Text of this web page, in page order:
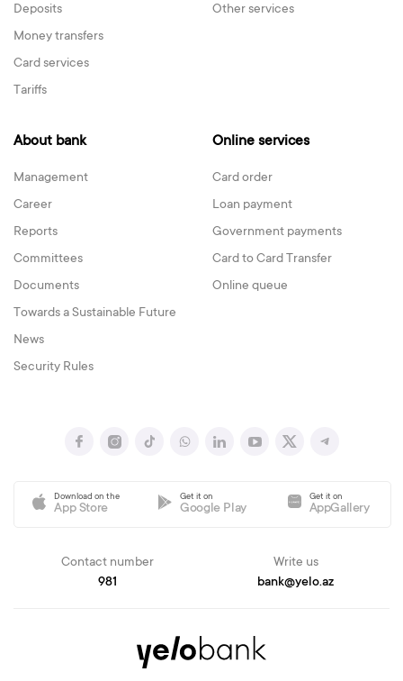
Deposits
Money transfers
Card services
Tariffs
Other services
About bank
Management
Career
Reports
Committees
Documents
Towards a Sustainable Future
News
Security Rules
Online services
Card order
Loan payment
Government payments
Card to Card Transfer
Online queue
Download on the
App Store
Get it on
Google Play
Get it on
AppGallery
Contact number
981
Write us
bank@yelo.az